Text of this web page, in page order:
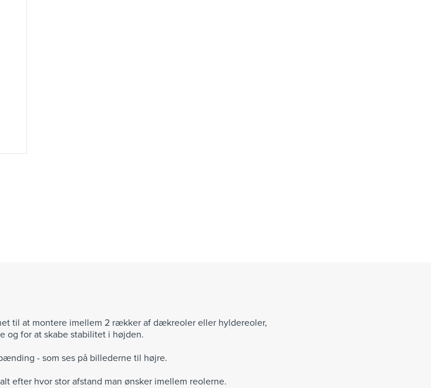
til at montere imellem 2 rækker af dækreoler eller hyldereoler,
og for at skabe stabilitet i højden.
- som ses på billederne til højre.
efter hvor stor afstand man ønsker imellem reolerne.